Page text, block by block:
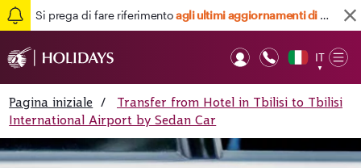
Si prega di fare riferimentoagli ultimi aggiornamenti di viaggio qui
IT
▼
Pagina iniziale /
Transfer from Hotel in Tbilisi to Tbilisi
International Airport by Sedan Car